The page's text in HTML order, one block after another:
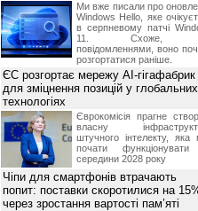
Ми вже писали про
Windows Hello, яке
в серпневому патчі
11. Схоже,
повідомленнями, воно
розгортатися раніше.
ЄС розгортає мережу AI-гігафабрик
для зміцнення позицій у глобальних
технологіях
Єврокомісія прагне
власну
штучного інтелекту, яка
почати
середини 2028 року
Чіпи для смартфонів втрачають
попит: поставки скоротилися на
через зростання вартості пам’яті